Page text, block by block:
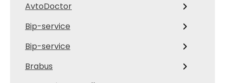
AvtoDoctor
Bip-service
Bip-service
Brabus